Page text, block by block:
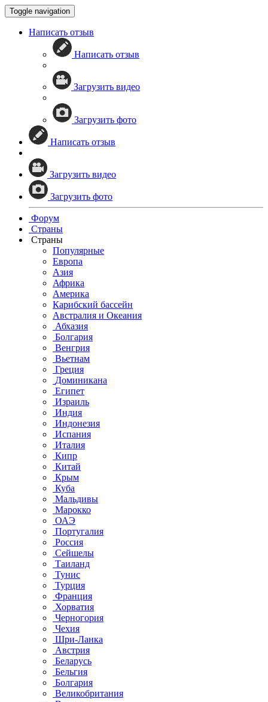
Toggle navigation
Написать отзыв
Написать отзыв
Загрузить видео
Загрузить фото
Написать отзыв
Загрузить видео
Загрузить фото
Форум
Страны
Страны
Популярные
Европа
Азия
Африка
Америка
Карибский бассейн
Австралия и Океания
Абхазия
Болгария
Венгрия
Вьетнам
Греция
Доминикана
Египет
Израиль
Индия
Индонезия
Испания
Италия
Кипр
Китай
Крым
Куба
Мальдивы
Марокко
ОАЭ
Португалия
Россия
Сейшелы
Таиланд
Тунис
Турция
Франция
Хорватия
Черногория
Чехия
Шри-Ланка
Австрия
Беларусь
Бельгия
Болгария
Великобритания